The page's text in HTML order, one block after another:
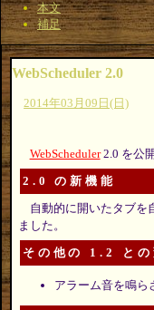
本文
補足
WebScheduler 2.0
2014年03月09日(日)
WebScheduler2.0 を公
2.0 の新機能
自動的に開いたタブを
ました。
その他の 1.2 との
アラーム音を鳴ら